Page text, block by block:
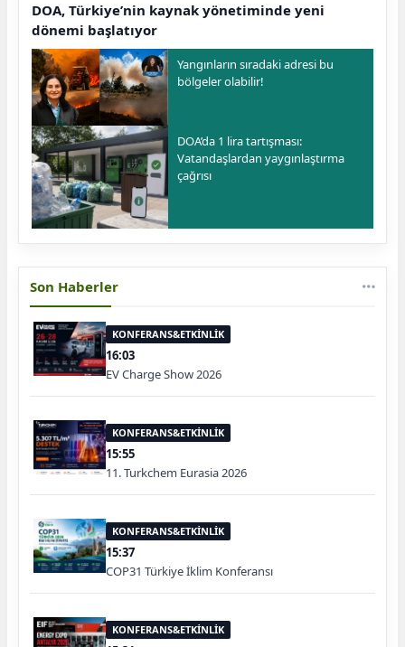
DOA, Türkiye’nin kaynak yönetiminde yeni
dönemi başlatıyor
Yangınların sıradaki adresi bu
bölgeler olabilir!
DOA’da 1 lira tartışması:
Vatandaşlardan yaygınlaştırma
çağrısı
Son Haberler
KONFERANS&ETKİNLİK
16:03
EV Charge Show 2026
KONFERANS&ETKİNLİK
15:55
11. Turkchem Eurasia 2026
KONFERANS&ETKİNLİK
15:37
COP31 Türkiye İklim Konferansı
KONFERANS&ETKİNLİK